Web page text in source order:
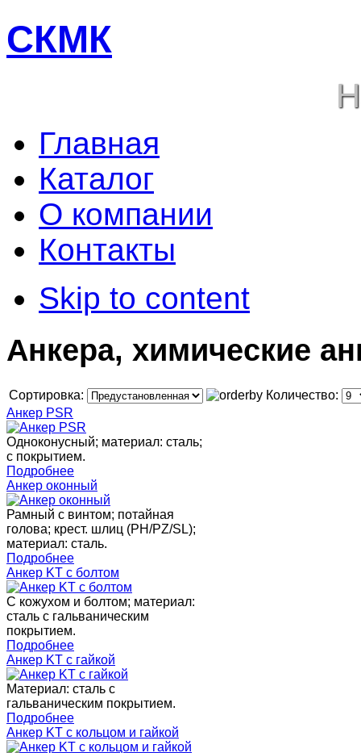
СКМК
Главная
Каталог
О компании
Контакты
Skip to content
Анкера, химические
Сортировка:
Количество:
Анкер PSR
Одноконусный; материал: сталь;
с покрытием.
Подробнее
Анкер оконный
Рамный с винтом; потайная
голова; крест. шлиц (PH/PZ/SL);
материал: сталь.
Подробнее
Анкер KT с болтом
С кожухом и болтом; материал:
сталь с гальваническим
покрытием.
Подробнее
Анкер KT с гайкой
Материал: сталь с
гальваническим покрытием.
Подробнее
Анкер KT с кольцом и гайкой